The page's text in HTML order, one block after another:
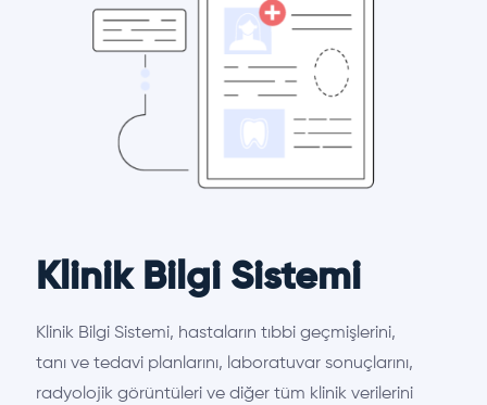
Klinik Bilgi Sistemi
Klinik Bilgi Sistemi, hastaların tıbbi geçmişlerini,
tanı ve tedavi planlarını, laboratuvar sonuçlarını,
radyolojik görüntüleri ve diğer tüm klinik verilerini